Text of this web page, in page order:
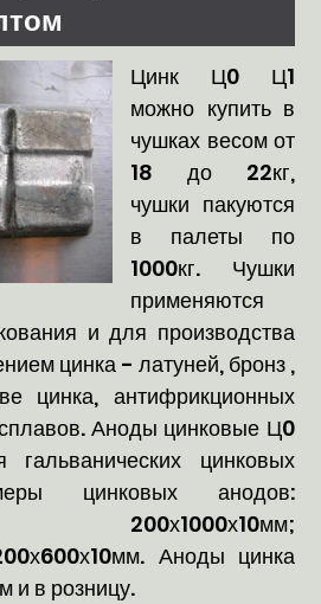
Цинк Ц0 Ц1
можно купить в
чушках весом от
18 до 22кг,
чушки пакуются
в палеты по
1000кг. Чушки
применяются
и для производства
цинка - латуней, бронз ,
цинка, антифрикционных
Аноды цинковые Ц0
цинковых
цинковых анодов:
200х1000х10мм;
Аноды цинка
и в розницу.